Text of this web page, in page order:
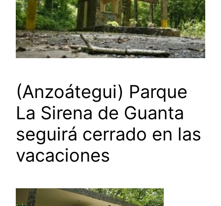
(Anzoátegui) Parque
La Sirena de Guanta
seguirá cerrado en las
vacaciones